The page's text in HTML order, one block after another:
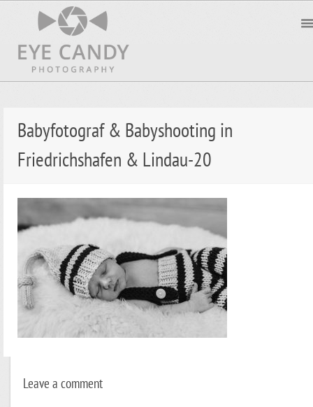
Babyfotograf & Babyshooting in
Friedrichshafen & Lindau-20
Leave a comment